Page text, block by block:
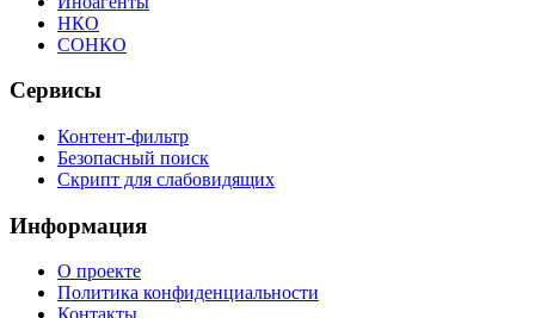
НКО
СОНКО
Сервисы
Контент-фильтр
Безопасный поиск
Скрипт для слабовидящих
Информация
О проекте
Политика конфиденциальности